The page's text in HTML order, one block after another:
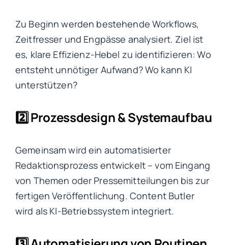
Zu Beginn werden bestehende Workflows,
Zeitfresser und Engpässe analysiert. Ziel ist
es, klare Effizienz-Hebel zu identifizieren: Wo
entsteht unnötiger Aufwand? Wo kann KI
unterstützen?
2️⃣ Prozessdesign & Systemaufbau
Gemeinsam wird ein automatisierter
Redaktionsprozess entwickelt – vom Eingang
von Themen oder Pressemitteilungen bis zur
fertigen Veröffentlichung. Content Butler
wird als KI-Betriebssystem integriert.